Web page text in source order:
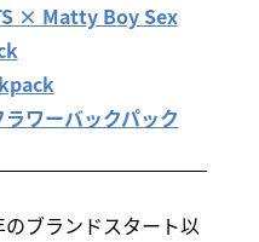
× Matty Boy Sex
ワーバックパック
のブランドスタート以